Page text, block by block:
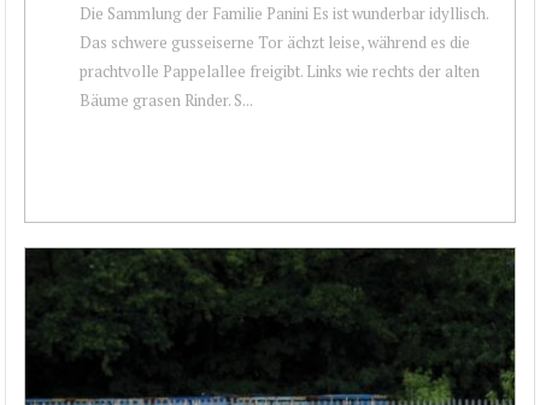
Die Sammlung der Familie Panini Es ist wunderbar idyllisch.
Das schwere gusseiserne Tor ächzt leise, während es die
prachtvolle Pappelallee freigibt. Links wie rechts der alten
Bäume grasen Rinder. S...